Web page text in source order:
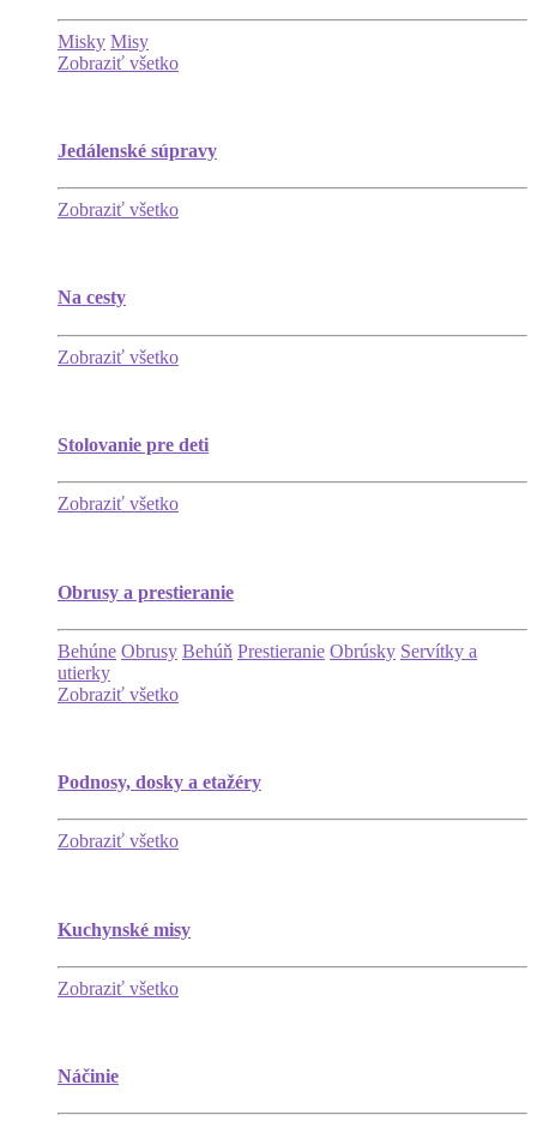
Misky Misy
Zobraziť všetko
Jedálenské súpravy
Zobraziť všetko
Na cesty
Zobraziť všetko
Stolovanie pre deti
Zobraziť všetko
Obrusy a prestieranie
Behúne Obrusy Behúň Prestieranie Obrúsky Servítky a
utierky
Zobraziť všetko
Podnosy, dosky a etažéry
Zobraziť všetko
Kuchynské misy
Zobraziť všetko
Náčinie